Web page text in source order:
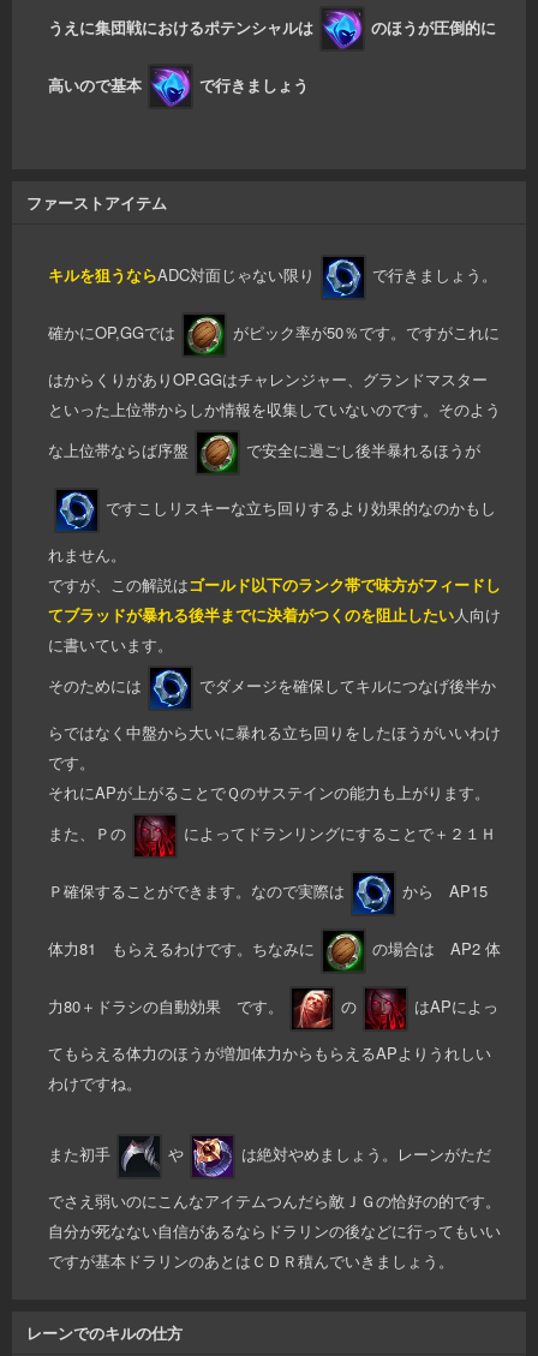
うえに集団戦におけるポテンシャルは のほうが圧倒的に
高いので基本 で行きましょう
ファーストアイテム
キルを狙うならADC対面じゃない限り で行きましょう。
確かにOP,GGでは がピック率が50％です。ですがこれに
はからくりがありOP.GGはチャレンジャー、グランドマスター
といった上位帯からしか情報を収集していないのです。そのよう
な上位帯ならば序盤
で安全に過ごし後半暴れるほうが
ですこしリスキーな立ち回りするより効果的なのかもし
れません。
ですが、この解説はゴールド以下のランク帯で味方がフィードし
てブラッドが暴れる後半までに決着がつくのを阻止したい人向け
に書いています。
そのためには
でダメージを確保してキルにつなげ後半か
らではなく中盤から大いに暴れる立ち回りをしたほうがいいわけ
です。
それにAPが上がることでＱのサステインの能力も上がります。
また、Ｐの
によってドランリングにすることで＋２１Ｈ
Ｐ確保することができます。なので実際は から AP15
体力81 もらえるわけです。ちなみに の場合は AP2 体
力80＋ドラシの自動効果 です。 の はAPによっ
てもらえる体力のほうが増加体力からもらえるAPよりうれしい
わけですね。
また初手 や は絶対やめましょう。レーンがただ
でさえ弱いのにこんなアイテムつんだら敵ＪＧの恰好の的です。
自分が死なない自信があるならドラリンの後などに行ってもいい
ですが基本ドラリンのあとはＣＤＲ積んでいきましょう。
レーンでのキルの仕方